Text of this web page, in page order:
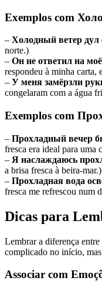
Exemplos com
– Холодный ветер дул
norte.)
– Он не ответил на
respondeu à minha carta,
– У меня замёрзли
congelaram com a água
Exemplos com
– Прохладный вечер
fresca era ideal para uma
– Я наслаждаюсь
a brisa fresca à beira-mar.)
– Прохладная вода
fresca me refrescou num
Dicas para
Lembrar a diferença entre
complicado no início,
Associar com